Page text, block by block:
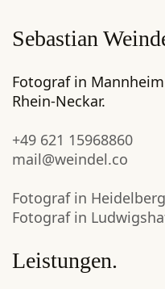
Sebastian
Fotograf in
Rhein-Neckar.
+49 621 15968860
mail@weindel.co
Fotograf in Heidelberg
Fotograf in
Leistungen.